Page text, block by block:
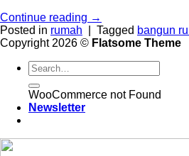
Continue reading →
Posted in rumah Tagged bangun
Copyright 2026 © Flatsome Theme
WooCommerce not Found
Newsletter